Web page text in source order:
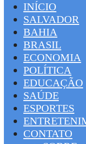
INÍCIO
SALVADOR
BAHIA
BRASIL
ECONOMIA
POLÍTICA
EDUCAÇÃO
SAÚDE
ESPORTES
CONTATO